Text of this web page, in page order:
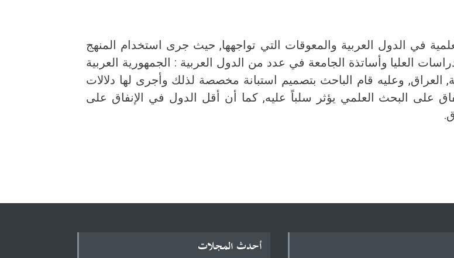
في الدول العربية والمعوقات التي تواجهها, حيث جرى استخدام المنهج
العليا وأساتذة الجامعة في عدد من الدول العربية : الجمهورية العربية
العراق, وعليه قام الباحث بتصميم استبانة مخصصة لذلك وأجرى لها دلالات
على البحث العلمي يؤثر سلباً عليه, كما أن أقل الدول في الإنفاق على
أحدث المجلات